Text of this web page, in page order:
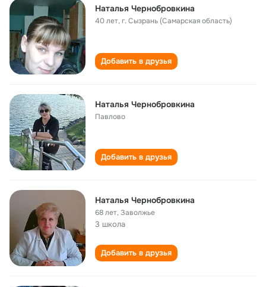
Наталья Чернобровкина
40 лет,г. Сызрань (Самарская область)
Добавить в друзья
Наталья Чернобровкина
Павлово
Добавить в друзья
Наталья Чернобровкина
68 лет,Заволжье
3 школа
Добавить в друзья